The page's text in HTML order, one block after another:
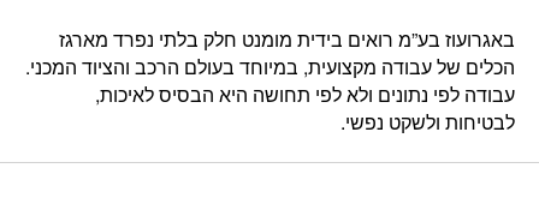
באגרועוז בע”מ רואים בידית מומנט חלק בלתי נפרד מארגז
הכלים של עבודה מקצועית, במיוחד בעולם הרכב והציוד המכני.
עבודה לפי נתונים ולא לפי תחושה היא הבסיס לאיכות,
לבטיחות ולשקט נפשי.